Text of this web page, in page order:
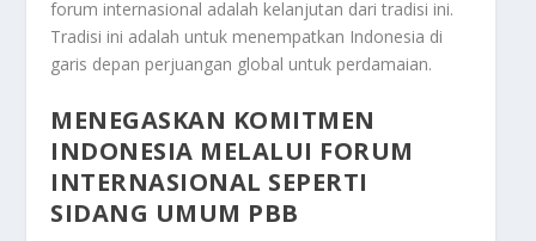
forum internasional adalah kelanjutan dari tradisi ini.
Tradisi ini adalah untuk menempatkan Indonesia di
garis depan perjuangan global untuk perdamaian.
MENEGASKAN KOMITMEN
INDONESIA MELALUI FORUM
INTERNASIONAL SEPERTI
SIDANG UMUM PBB